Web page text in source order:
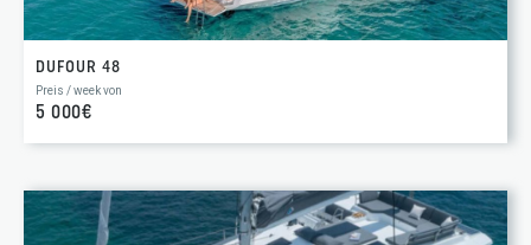
DUFOUR 48
Preis / week von
5 000€